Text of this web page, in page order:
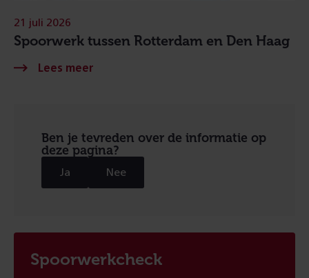
Spoorwerk tussen Rotterdam en Den Haag
21 juli 2026
Ben je tevreden over de informatie op
deze pagina?
Ja Nee
Spoorwerkcheck